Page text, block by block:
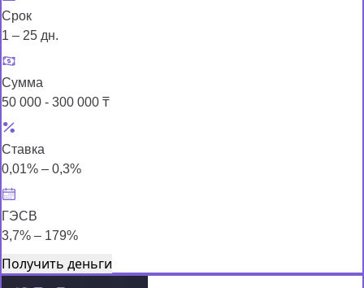
Срок
1 – 25 дн.
Сумма
50 000 - 300 000 ₸
Ставка
0,01% – 0,3%
ГЭСВ
3,7% – 179%
Получить деньги